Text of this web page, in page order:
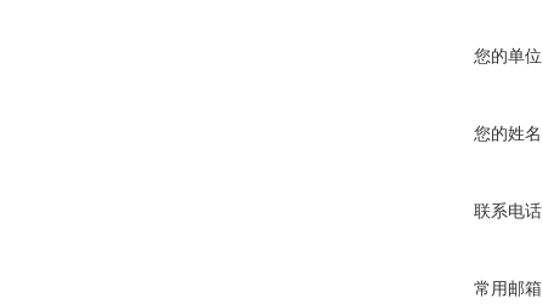
您的单
您的姓
联系电
常用邮